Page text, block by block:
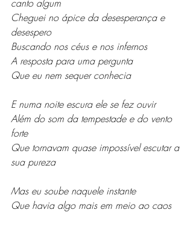
canto algum
Cheguei no ápice da desesperança e
desespero
Buscando nos céus e nos infernos
A resposta para uma pergunta
Que eu nem sequer conhecia
E numa noite escura ele se fez ouvir
Além do som da tempestade e do vento
forte
Que tornavam quase impossível escutar a
sua pureza
Mas eu soube naquele instante
Que havia algo mais em meio ao caos